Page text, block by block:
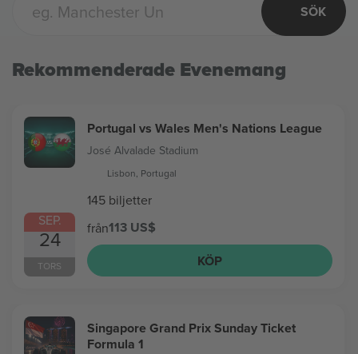
SÖK
Rekommenderade Evenemang
SEP.
24
TORS
Portugal vs Wales Men's Nations League
José Alvalade Stadium
Lisbon, Portugal
145 biljetter
från113 US$
KÖP
Singapore Grand Prix Sunday Ticket
Formula 1